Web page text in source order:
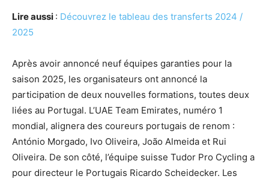
Lire aussi : Découvrez le tableau des transferts 2024 /
2025
Après avoir annoncé neuf équipes garanties pour la
saison 2025, les organisateurs ont annoncé la
participation de deux nouvelles formations, toutes deux
liées au Portugal. L’UAE Team Emirates, numéro 1
mondial, alignera des coureurs portugais de renom :
António Morgado, Ivo Oliveira, João Almeida et Rui
Oliveira. De son côté, l’équipe suisse Tudor Pro Cycling a
pour directeur le Portugais Ricardo Scheidecker. Les